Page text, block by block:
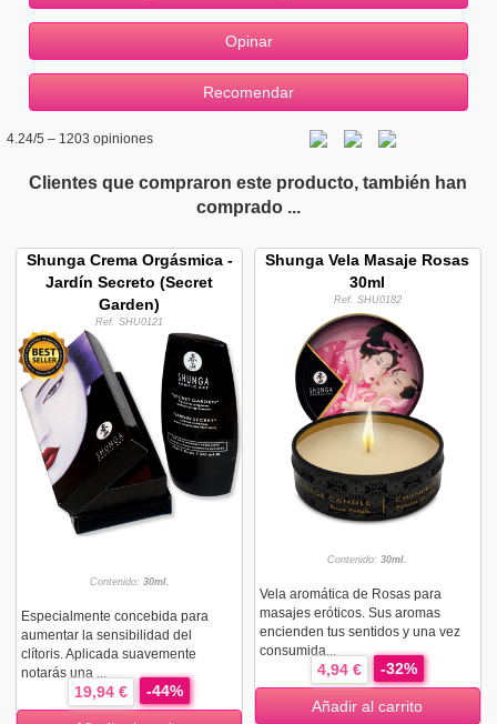
4.24/5 – 1203 opiniones
Clientes que compraron este producto, también han
comprado ...
Shunga Crema Orgásmica -
Jardín Secreto (Secret
Garden)
Ref. SHU0121
Contenido: 30ml.
Especialmente concebida para
aumentar la sensibilidad del
clítoris. Aplicada suavemente
notarás una ...
19,94 € -44%
Shunga Vela Masaje Rosas
30ml
Ref. SHU0182
Contenido:30ml.
Vela aromática de Rosas para
masajes eróticos. Sus aromas
encienden tus sentidos y una vez
consumida...
4,94 € -32%
Añadir al carrito